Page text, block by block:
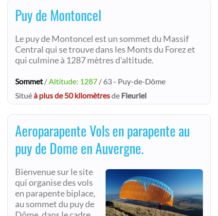
Puy de Montoncel
Le puy de Montoncel est un sommet du Massif
Central qui se trouve dans les Monts du Forez et
qui culmine à 1287 mètres d'altitude.
Sommet /Altitude: 1287 / 63 - Puy-de-Dôme
Situéà plus de 50 kilomètresde Fleuriel
Aeroparapente Vols en parapente au
puy de Dome en Auvergne.
Bienvenue sur le site
qui organise des vols
en parapente biplace,
au sommet du puy de